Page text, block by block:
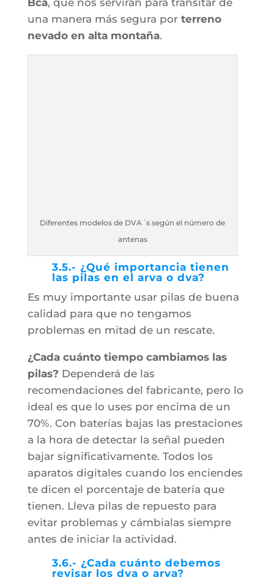
una manera más segura por terreno
nevado en alta montaña.
Diferentes modelos de DVA´s según el número de
antenas
3.5.- ¿Qué importancia tienen
las pilas en el arva o dva?
Es muy importante usar pilas de buena
calidad para que no tengamos
problemas en mitad de un rescate.
¿Cada cuánto tiempo cambiamos las
pilas? Dependerá de las
recomendaciones del fabricante, pero lo
ideal es que lo uses por encima de un
70%. Con baterías bajas las prestaciones
a la hora de detectar la señal pueden
bajar significativamente. Todos los
aparatos digitales cuando los enciendes
te dicen el porcentaje de batería que
tienen. Lleva pilas de repuesto para
evitar problemas y cámbialas siempre
antes de iniciar la actividad.
3.6.- ¿Cada cuánto debemos
revisar los dva o arva?